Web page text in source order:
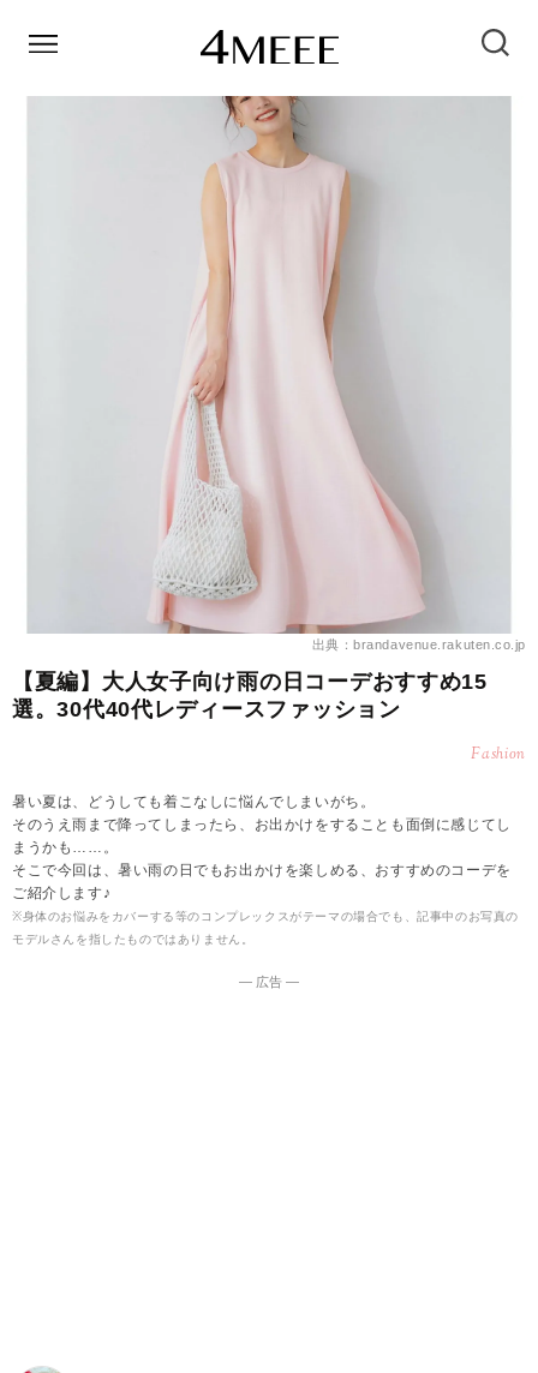
出典：brandavenue.rakuten.co.jp
【夏編】大人女子向け雨の日コーデおすすめ15
選。30代40代レディースファッション
Fashion
暑い夏は、どうしても着こなしに悩んでしまいがち。
そのうえ雨まで降ってしまったら、お出かけをすることも面倒に感じてし
まうかも……。
そこで今回は、暑い雨の日でもお出かけを楽しめる、おすすめのコーデを
ご紹介します♪
※身体のお悩みをカバーする等のコンプレックスがテーマの場合でも、記事中のお写真の
モデルさんを指したものではありません。
― 広告 ―